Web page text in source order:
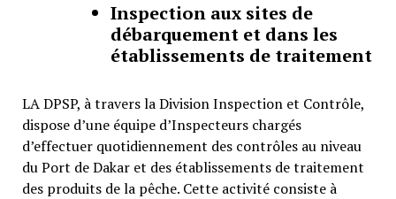
Inspection aux sites de
débarquement et dans les
établissements de traitement
LA DPSP, à travers la Division Inspection et Contrôle,
dispose d’une équipe d’Inspecteurs chargés
d’effectuer quotidiennement des contrôles au niveau
du Port de Dakar et des établissements de traitement
des produits de la pêche. Cette activité consiste à